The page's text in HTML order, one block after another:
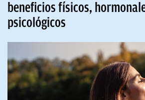
beneficios físicos,
psicológicos